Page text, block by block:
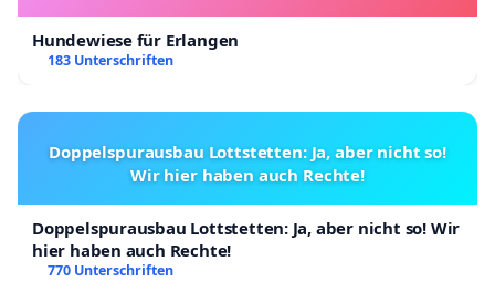
Hundewiese für Erlangen
183 Unterschriften
Doppelspurausbau Lottstetten: Ja, aber nicht so!
Wir hier haben auch Rechte!
Doppelspurausbau Lottstetten: Ja, aber nicht so! Wir
hier haben auch Rechte!
770 Unterschriften